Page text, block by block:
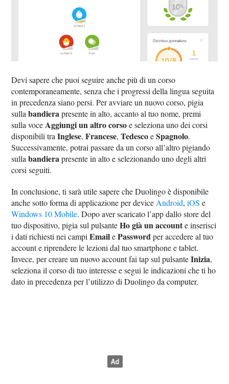
Devi sapere che puoi seguire anche più di un corso
contemporaneamente, senza che i progressi della lingua seguita
in precedenza siano persi. Per avviare un nuovo corso, pigia
sullabandiera presente in alto, accanto al tuo nome, premi
sulla voce Aggiungi un altro corsoe seleziona uno dei corsi
disponibili traInglese,Francese,TedescoeSpagnolo.
Successivamente, potrai passare da un corso all’altro pigiando
sullabandiera presente in alto e selezionando uno degli altri
corsi seguiti.
In conclusione, ti sarà utile sapere che Duolingo è disponibile
anche sotto forma di applicazione per device Android,iOS e
Windows 10 Mobile. Dopo aver scaricato l’app dallo store del
tuo dispositivo, pigia sul pulsanteHo già un accounte inserisci
i dati richiesti nei campiEmailePassword per accedere al tuo
account e riprendere le lezioni dal tuo smartphone e tablet.
Invece, per creare un nuovo account fai tap sul pulsanteInizia,
seleziona il corso di tuo interesse e segui le indicazioni che ti ho
dato in precedenza per l’utilizzo di Duolingo da computer.